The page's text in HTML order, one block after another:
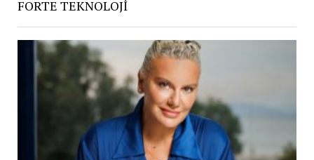
FORTE TEKNOLOJİ